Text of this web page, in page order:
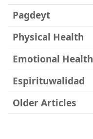
Pagdeyt
Physical Health
Emotional Health
Espirituwalidad
Older Articles